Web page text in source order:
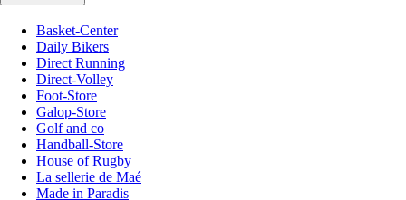
Basket-Center
Daily Bikers
Direct Running
Direct-Volley
Foot-Store
Galop-Store
Golf and co
Handball-Store
House of Rugby
La sellerie de Maé
Made in Paradis